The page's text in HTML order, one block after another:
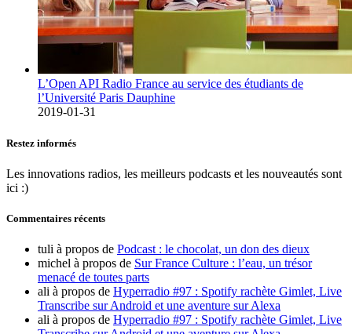
L’Open API Radio France au service des étudiants de
l’Université Paris Dauphine
2019-01-31
Restez informés
Les innovations radios, les meilleurs podcasts et les nouveautés sont
ici :)
Commentaires récents
tuli à propos de Podcast : le chocolat, un don des dieux
michel à propos de Sur France Culture : l’eau, un trésor
menacé de toutes parts
ali à propos de Hyperradio #97 : Spotify rachète Gimlet, Live
Transcribe sur Android et une aventure sur Alexa
ali à propos de Hyperradio #97 : Spotify rachète Gimlet, Live